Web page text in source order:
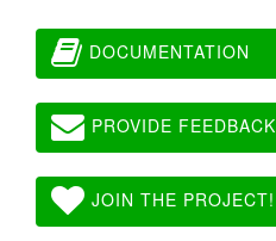
DOCUMENTATION
PROVIDE FEEDBACK
JOIN THE PROJECT!